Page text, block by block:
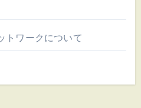
トワークについて